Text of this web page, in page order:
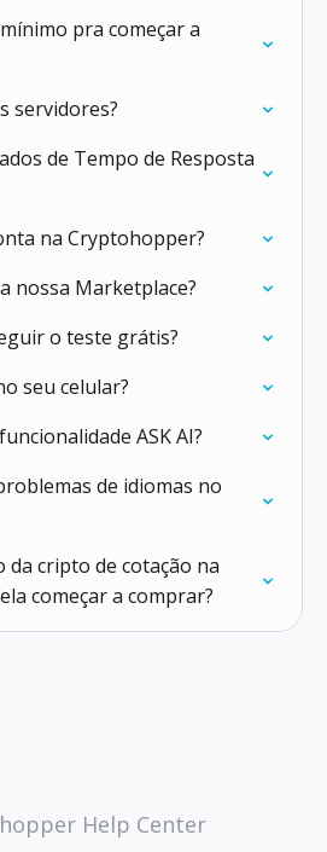
pra começar a
servidores?
de Tempo de Resposta
na Cryptohopper?
nossa Marketplace?
o teste grátis?
seu celular?
ASK AI?
de idiomas no
da cripto de cotação na
começar a comprar?